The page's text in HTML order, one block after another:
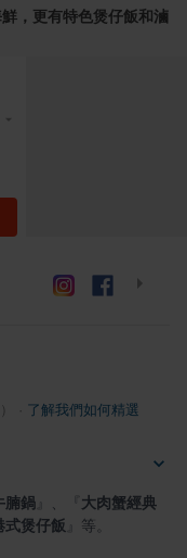
，更有特色煲仔飯和滷
了解我們如何精選
腩鍋
大肉蟹經典
式煲仔飯 等。